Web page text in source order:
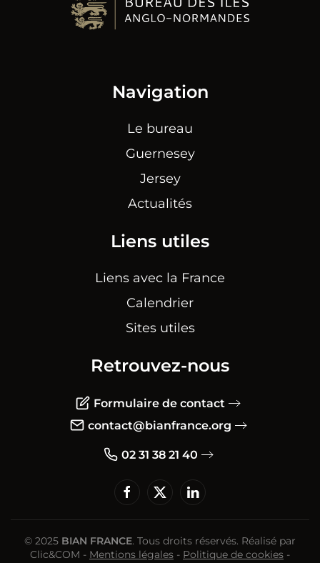
Navigation
Le bureau
Guernesey
Jersey
Actualités
Liens utiles
Liens avec la France
Calendrier
Sites utiles
Retrouvez-nous
Formulaire de contact
contact@bianfrance.org
02 31 38 21 40
© 2025 BIAN FRANCE. Tous droits réservés. Réalisé par
Clic&COM - Mentions légales - Politique de cookies -